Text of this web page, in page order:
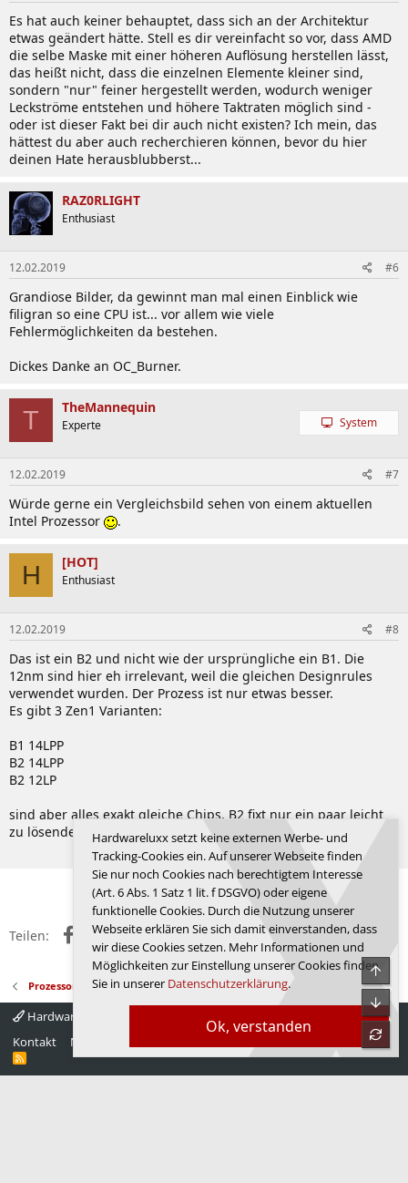
Es hat auch keiner behauptet, dass sich an der Architektur
etwas geändert hätte. Stell es dir vereinfacht so vor, dass AMD
die selbe Maske mit einer höheren Auflösung herstellen lässt,
das heißt nicht, dass die einzelnen Elemente kleiner sind,
sondern "nur" feiner hergestellt werden, wodurch weniger
Leckströme entstehen und höhere Taktraten möglich sind -
oder ist dieser Fakt bei dir auch nicht existen? Ich mein, das
hättest du aber auch recherchieren können, bevor du hier
deinen Hate herausblubberst...
RAZ0RLIGHT
Enthusiast
12.02.2019 #6
Grandiose Bilder, da gewinnt man mal einen Einblick wie
filigran so eine CPU ist... vor allem wie viele
Fehlermöglichkeiten da bestehen.
Dickes Danke an OC_Burner.
T TheMannequin
Experte System
12.02.2019 #7
Würde gerne ein Vergleichsbild sehen von einem aktuellen
Intel Prozessor
.
H [HOT]
Enthusiast
12.02.2019 #8
Das ist ein B2 und nicht wie der ursprüngliche ein B1. Die
12nm sind hier eh irrelevant, weil die gleichen Designrules
verwendet wurden. Der Prozess ist nur etwas besser.
Es gibt 3 Zen1 Varianten:
B1 14LPP
B2 14LPP
B2 12LP
sind aber alles exakt gleiche Chips. B2 fixt nur ein paar leicht
zu lösende Problemchen, das wars.
Zuletzt bearbeitet:12.02.2019
Anmelden, um zu antworten.
Teilen: FacebookX (Twitter)
RedditWhatsApp
E-MailLink
Prozessoren
Hardwareluxx 4.0
Kontakt
Nutzungsbedingungen Startseite
R
Ok, verstanden
Hardwareluxx setzt keine externen Werbe- und
Tracking-Cookies ein. Auf unserer Webseite finden
Sie nur noch Cookies nach berechtigtem Interesse
(Art. 6 Abs. 1 Satz 1 lit. f DSGVO) oder eigene
funktionelle Cookies. Durch die Nutzung unserer
Webseite erklären Sie sich damit einverstanden, dass
wir diese Cookies setzen. Mehr Informationen und
Möglichkeiten zur Einstellung unserer Cookies finden
Sie in unserer Datenschutzerklärung.